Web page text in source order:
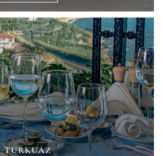
TURKUAZ